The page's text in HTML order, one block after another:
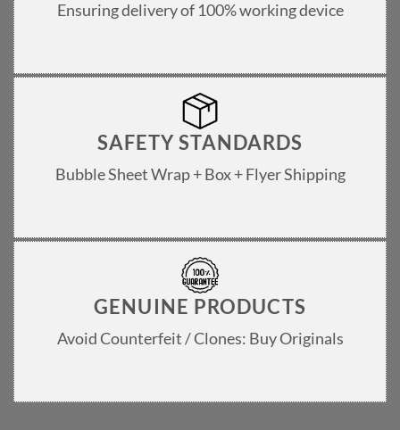
Ensuring delivery of 100% working device
SAFETY STANDARDS
Bubble Sheet Wrap + Box + Flyer Shipping
GENUINE PRODUCTS
Avoid Counterfeit / Clones: Buy Originals